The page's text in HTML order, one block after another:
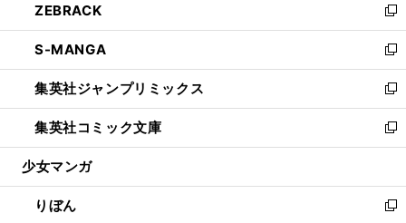
く
で
開
く
ド
ウ
で
開
く
ィ
ン
ド
ウ
で
開
く
い
ウ
ィ
ン
ド
ウ
で
開
ZEBRACK
新
し
い
ウ
ィ
ン
ド
ウ
開
く
S-MANGA
新
し
い
ウ
ィ
ン
ウ
で
集英社ジャンプリミックス
新
し
い
ウ
ン
ド
集英社コミック文庫
新
し
ウ
ィ
少女マンガ
りぼん
新